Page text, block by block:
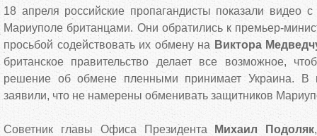
18 апреля российские пропагандисты показали видео
Мариуполе британцами. Они обратились к премьер-
просьбой содействовать их обмену на Виктора
британское правительство делает все возможное,
решение об обмене пленными принимает Украина. В
заявили, что не намерены обменивать защитников
Советник главы Офиса Президента Михаил Подоляк